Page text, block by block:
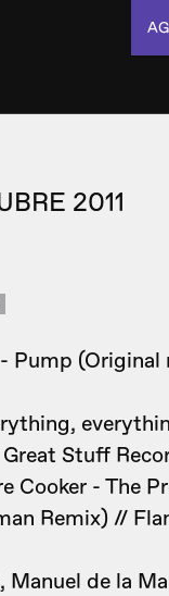
2011
- Pump
Stuff
Cooker - The
Remix) //
de la